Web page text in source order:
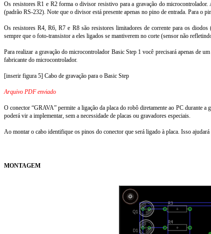
Os resistores R1 e R2 forma o divisor resistivo para a gravação do
(padrão RS-232). Note que o divisor está presente apenas no pino de entrada. Para o
Os resistores R4, R6, R7 e R8 são resistores limitadores de corrente para os
sempre que o foto-transistor a eles ligados se mantiverem no corte (sensor não
Para realizar a gravação do microcontrolador Basic Step 1 você precisará apenas de
fabricante do microcontrolador.
[inserir figura 5] Cabo de gravação para o Basic Step
Arquivo PDF enviado
O conector “GRAVA” permite a ligação da placa do robô diretamente ao PC durante
poderá vir a implementar, sem a necessidade de placas ou gravadores especiais.
Ao montar o cabo identifique os pinos do conector que será ligado à placa. Isso
MONTAGEM